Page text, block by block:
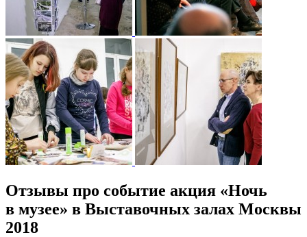
Отзывы про событие акция «Ночь
в музее» в Выставочных залах Москвы
2018